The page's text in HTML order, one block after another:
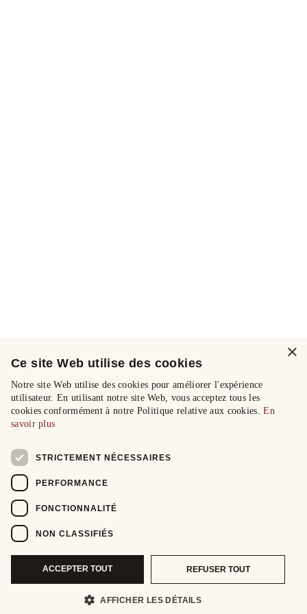
×
Ce site Web utilise des cookies
Notre site Web utilise des cookies pour améliorer l'expérience
utilisateur. En utilisant notre site Web, vous acceptez tous les
cookies conformément à notre Politique relative aux cookies.En
savoir plus
STRICTEMENT NÉCESSAIRES
PERFORMANCE
FONCTIONNALITÉ
NON CLASSIFIÉS
ACCEPTER TOUT REFUSER TOUT
AFFICHER LES DÉTAILS